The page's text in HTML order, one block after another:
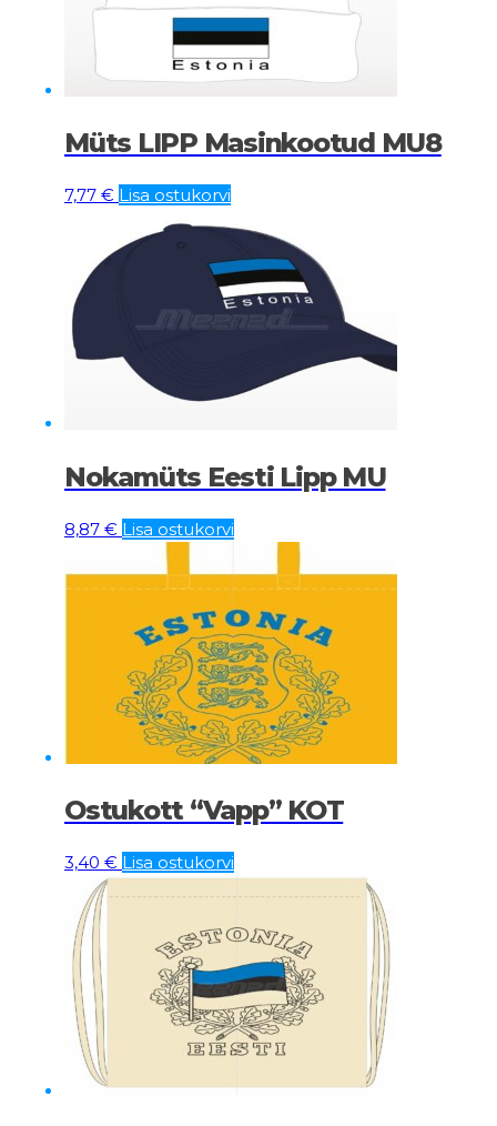
Müts LIPP Masinkootud MU8
7,77 € Lisa ostukorvi
Nokamüts Eesti Lipp MU
8,87 € Lisa ostukorvi
Ostukott “Vapp” KOT
3,40 € Lisa ostukorvi